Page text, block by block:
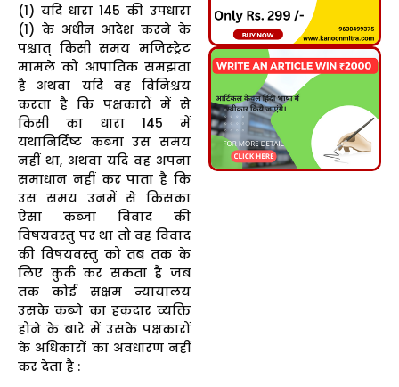
(1) यदि धारा 145 की उपधारा
(1) के अधीन आदेश करने के
पश्चात् किसी समय मजिस्ट्रेट
मामले को आपातिक समझता
है अथवा यदि वह विनिश्चय
करता है कि पक्षकारों में से
किसी का धारा 145 में
यथानिर्दिष्ट कब्जा उस समय
नहीं था, अथवा यदि वह अपना
समाधान नहीं कर पाता है कि
उस समय उनमें से किसका
ऐसा कब्जा विवाद की
विषयवस्तु पर था तो वह विवाद
की विषयवस्तु को तब तक के
लिए कुर्क कर सकता है जब
तक कोई सक्षम न्यायालय
उसके कब्जे का हकदार व्यक्ति
होने के बारे में उसके पक्षकारों
के अधिकारों का अवधारण नहीं
कर देता है :